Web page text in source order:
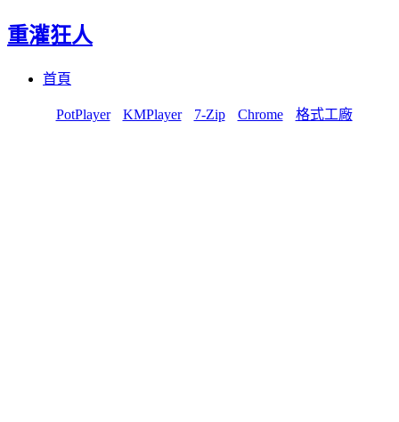
重灌狂人
首頁
PotPlayer KMPlayer 7-Zip Chrome 格式工廠